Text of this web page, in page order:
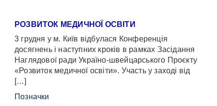
РОЗВИТОК МЕДИЧНОЇ ОСВІТИ
3 грудня у м. Київ відбулася Конференція
досягнень і наступних кроків в рамках Засідання
Наглядової ради Україно-швейцарського Проєкту
«Розвиток медичної освіти». Участь у заході від
[…]
Позначки